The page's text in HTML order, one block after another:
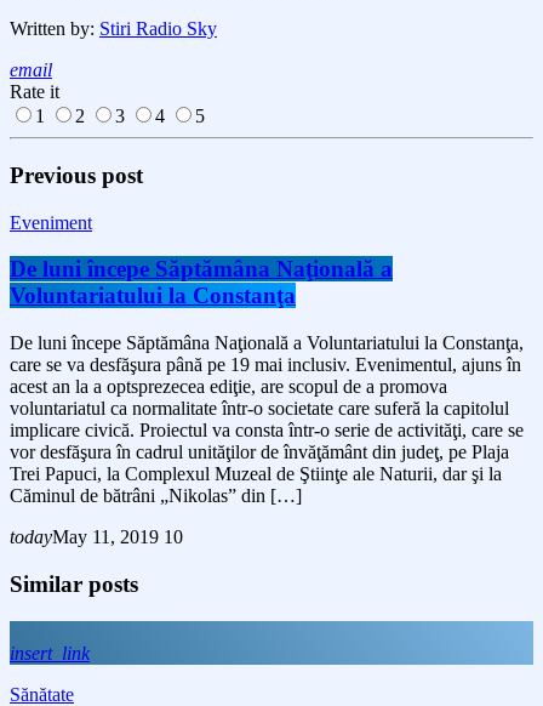
Written by: Stiri Radio Sky
email
Rate it
1
2 3 4 5
Previous post
Eveniment
De luni începe Săptămâna Naţională a
Voluntariatului la Constanţa
De luni începe Săptămâna Naţională a Voluntariatului la Constanţa,
care se va desfăşura până pe 19 mai inclusiv. Evenimentul, ajuns în
acest an la a optsprezecea ediţie, are scopul de a promova
voluntariatul ca normalitate într-o societate care suferă la capitolul
implicare civică. Proiectul va consta într-o serie de activităţi, care se
vor desfăşura în cadrul unităţilor de învăţământ din judeţ, pe Plaja
Trei Papuci, la Complexul Muzeal de Ştiinţe ale Naturii, dar şi la
Căminul de bătrâni „Nikolas” din […]
todayMay 11, 2019 10
Similar posts
insert_link
Sănătate